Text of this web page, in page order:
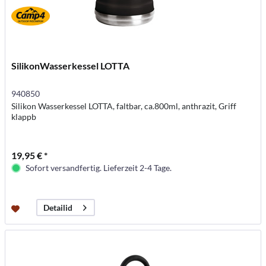
SilikonWasserkessel LOTTA
940850
Silikon Wasserkessel LOTTA, faltbar, ca.800ml, anthrazit, Griff
klappb
19,95 € *
Sofort versandfertig. Lieferzeit 2-4 Tage.
Detailid